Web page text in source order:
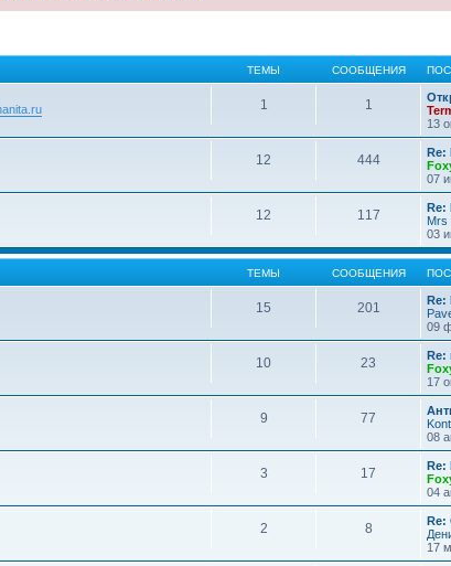
ТЕМЫ СООБЩЕНИЯ
1 1
13
12 444
Re:
07
12 117
Re:
Mrs
03
ТЕМЫ СООБЩЕНИЯ
15 201
Re:
09
10 23
Re:
17
9 77
08
3 17
Re:
04
2 8
Re:
17